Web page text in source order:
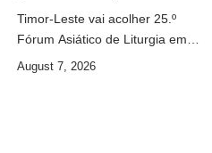
Timor-Leste vai acolher 25.º
Fórum Asiático de Liturgia em
setembro
August 7, 2026